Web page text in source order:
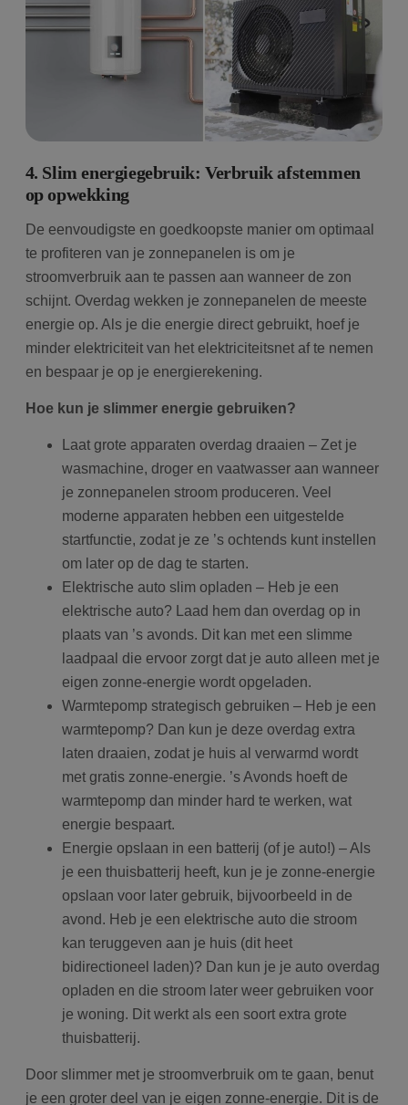
4. Slim energiegebruik: Verbruik afstemmen
op opwekking
De eenvoudigste en goedkoopste manier om optimaal
te profiteren van je zonnepanelen is om je
stroomverbruik aan te passen aan wanneer de zon
schijnt. Overdag wekken je zonnepanelen de meeste
energie op. Als je die energie direct gebruikt, hoef je
minder elektriciteit van het elektriciteitsnet af te nemen
en bespaar je op je energierekening.
Hoe kun je slimmer energie gebruiken?
Laat grote apparaten overdag draaien – Zet je
wasmachine, droger en vaatwasser aan wanneer
je zonnepanelen stroom produceren. Veel
moderne apparaten hebben een uitgestelde
startfunctie, zodat je ze ’s ochtends kunt instellen
om later op de dag te starten.
Elektrische auto slim opladen – Heb je een
elektrische auto? Laad hem dan overdag op in
plaats van ’s avonds. Dit kan met een slimme
laadpaal die ervoor zorgt dat je auto alleen met je
eigen zonne-energie wordt opgeladen.
Warmtepomp strategisch gebruiken – Heb je een
warmtepomp? Dan kun je deze overdag extra
laten draaien, zodat je huis al verwarmd wordt
met gratis zonne-energie. ’s Avonds hoeft de
warmtepomp dan minder hard te werken, wat
energie bespaart.
Energie opslaan in een batterij (of je auto!) – Als
je een thuisbatterij heeft, kun je je zonne-energie
opslaan voor later gebruik, bijvoorbeeld in de
avond. Heb je een elektrische auto die stroom
kan teruggeven aan je huis (dit heet
bidirectioneel laden)? Dan kun je je auto overdag
opladen en die stroom later weer gebruiken voor
je woning. Dit werkt als een soort extra grote
thuisbatterij.
Door slimmer met je stroomverbruik om te gaan, benut
je een groter deel van je eigen zonne-energie. Dit is de